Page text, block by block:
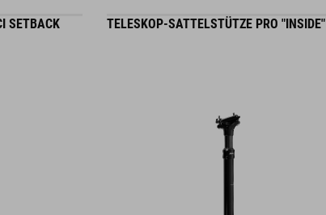
SETBACK TELESKOP-SATTELSTÜTZE PRO "INSIDE"